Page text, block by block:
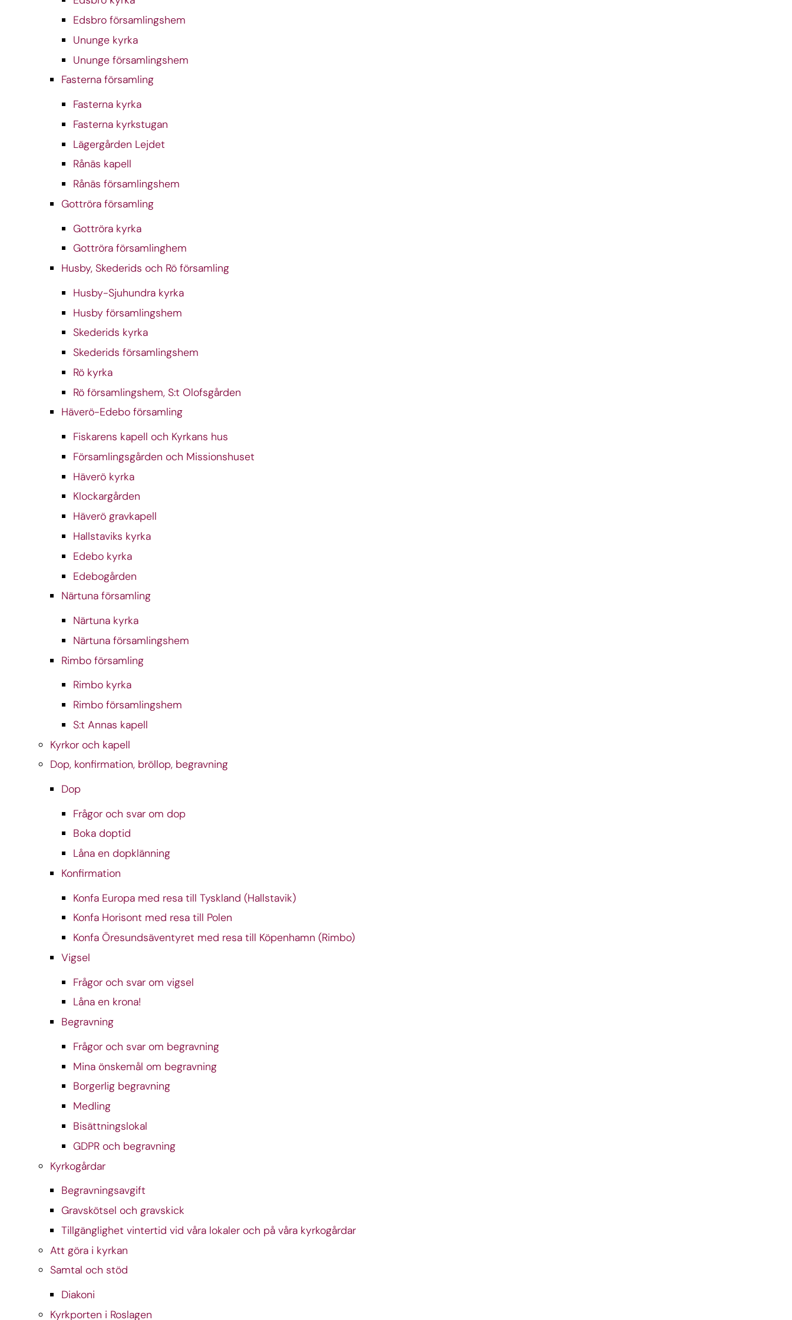
Edsbro församlingshem
Ununge kyrka
Ununge församlingshem
Fasterna församling
Fasterna kyrka
Fasterna kyrkstugan
Lägergården Lejdet
Rånäs kapell
Rånäs församlingshem
Gottröra församling
Gottröra kyrka
Gottröra församlinghem
Husby, Skederids och Rö församling
Husby-Sjuhundra kyrka
Husby församlingshem
Skederids kyrka
Skederids församlingshem
Rö kyrka
Rö församlingshem, S:t Olofsgården
Häverö-Edebo församling
Fiskarens kapell och Kyrkans hus
Församlingsgården och Missionshuset
Häverö kyrka
Klockargården
Häverö gravkapell
Hallstaviks kyrka
Edebo kyrka
Edebogården
Närtuna församling
Närtuna kyrka
Närtuna församlingshem
Rimbo församling
Rimbo kyrka
Rimbo församlingshem
S:t Annas kapell
Kyrkor och kapell
Dop, konfirmation, bröllop, begravning
Dop
Frågor och svar om dop
Boka doptid
Låna en dopklänning
Konfirmation
Konfa Europa med resa till Tyskland (Hallstavik)
Konfa Horisont med resa till Polen
Konfa Öresundsäventyret med resa till Köpenhamn (Rimbo)
Vigsel
Frågor och svar om vigsel
Låna en krona!
Begravning
Frågor och svar om begravning
Mina önskemål om begravning
Borgerlig begravning
Medling
Bisättningslokal
GDPR och begravning
Kyrkogårdar
Begravningsavgift
Gravskötsel och gravskick
Tillgänglighet vintertid vid våra lokaler och på våra kyrkogårdar
Att göra i kyrkan
Samtal och stöd
Diakoni
Kyrkporten i Roslagen